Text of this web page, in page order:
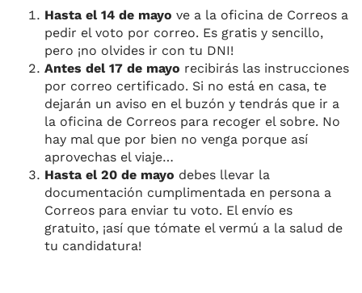
Hasta el 14 de mayo ve a la oficina de Correos a
pedir el voto por correo. Es gratis y sencillo,
pero ¡no olvides ir con tu DNI!
Antes del 17 de mayo recibirás las instrucciones
por correo certificado. Si no está en casa, te
dejarán un aviso en el buzón y tendrás que ir a
la oficina de Correos para recoger el sobre. No
hay mal que por bien no venga porque así
aprovechas el viaje…
Hasta el 20 de mayo debes llevar la
documentación cumplimentada en persona a
Correos para enviar tu voto. El envío es
gratuito, ¡así que tómate el vermú a la salud de
tu candidatura!